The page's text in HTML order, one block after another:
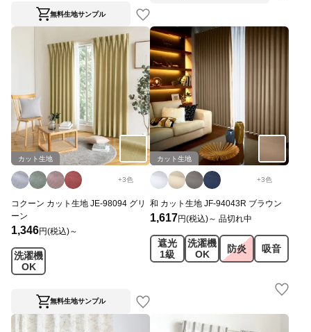
無料生地サンプル
カット生地
+3色
コクーン カット生地 JE-98094 グリ
ーン
1,346円(税込)～
洗濯機
OK
無料生地サンプル
カット生地
+3色
和 カット生地 JF-94043R ブラウン
1,617円(税込)～ 品切れ中
遮光
1級
洗濯機
OK
防炎 吸音